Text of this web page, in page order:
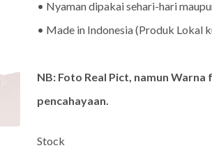
• Nyaman dipakai sehari-hari
• Made in Indonesia (Produk Lokal
NB: Foto Real Pict, namun
pencahayaan.
Stock